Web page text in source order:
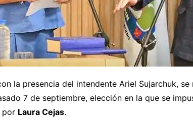
la presencia del intendente Ariel Sujarchuk,
7 de septiembre, elección en la que se
por Laura Cejas.